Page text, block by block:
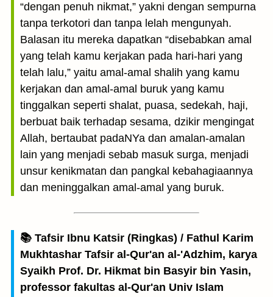
“dengan penuh nikmat,” yakni dengan sempurna
tanpa terkotori dan tanpa lelah mengunyah.
Balasan itu mereka dapatkan “disebabkan amal
yang telah kamu kerjakan pada hari-hari yang
telah lalu,” yaitu amal-amal shalih yang kamu
kerjakan dan amal-amal buruk yang kamu
tinggalkan seperti shalat, puasa, sedekah, haji,
berbuat baik terhadap sesama, dzikir mengingat
Allah, bertaubat padaNYa dan amalan-amalan
lain yang menjadi sebab masuk surga, menjadi
unsur kenikmatan dan pangkal kebahagiaannya
dan meninggalkan amal-amal yang buruk.
📚 Tafsir Ibnu Katsir (Ringkas) / Fathul Karim
Mukhtashar Tafsir al-Qur'an al-'Adzhim, karya
Syaikh Prof. Dr. Hikmat bin Basyir bin Yasin,
professor fakultas al-Qur'an Univ Islam